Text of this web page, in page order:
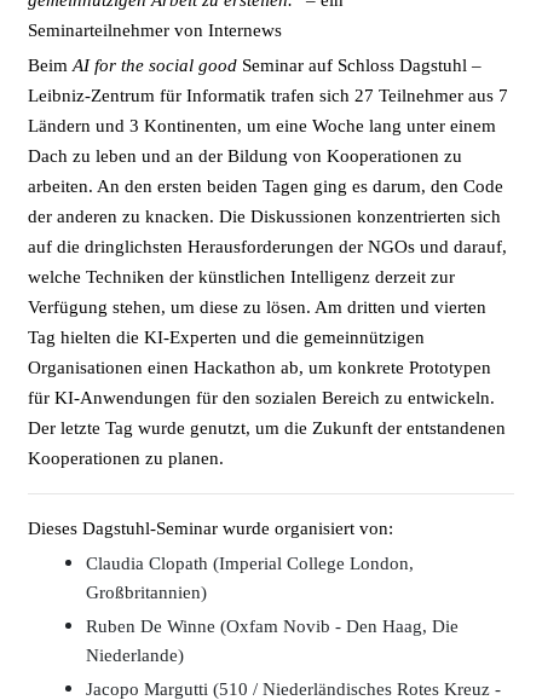
Seminarteilnehmer von Internews
Beim AI for the social good Seminar auf Schloss Dagstuhl –
Leibniz-Zentrum für Informatik trafen sich 27 Teilnehmer aus 7
Ländern und 3 Kontinenten, um eine Woche lang unter einem
Dach zu leben und an der Bildung von Kooperationen zu
arbeiten. An den ersten beiden Tagen ging es darum, den Code
der anderen zu knacken. Die Diskussionen konzentrierten sich
auf die dringlichsten Herausforderungen der NGOs und darauf,
welche Techniken der künstlichen Intelligenz derzeit zur
Verfügung stehen, um diese zu lösen. Am dritten und vierten
Tag hielten die KI-Experten und die gemeinnützigen
Organisationen einen Hackathon ab, um konkrete Prototypen
für KI-Anwendungen für den sozialen Bereich zu entwickeln.
Der letzte Tag wurde genutzt, um die Zukunft der entstandenen
Kooperationen zu planen.
Dieses Dagstuhl-Seminar wurde organisiert von:
Claudia Clopath (Imperial College London,
Großbritannien)
Ruben De Winne (Oxfam Novib - Den Haag, Die
Niederlande)
Jacopo Margutti (510 / Niederländisches Rotes Kreuz -